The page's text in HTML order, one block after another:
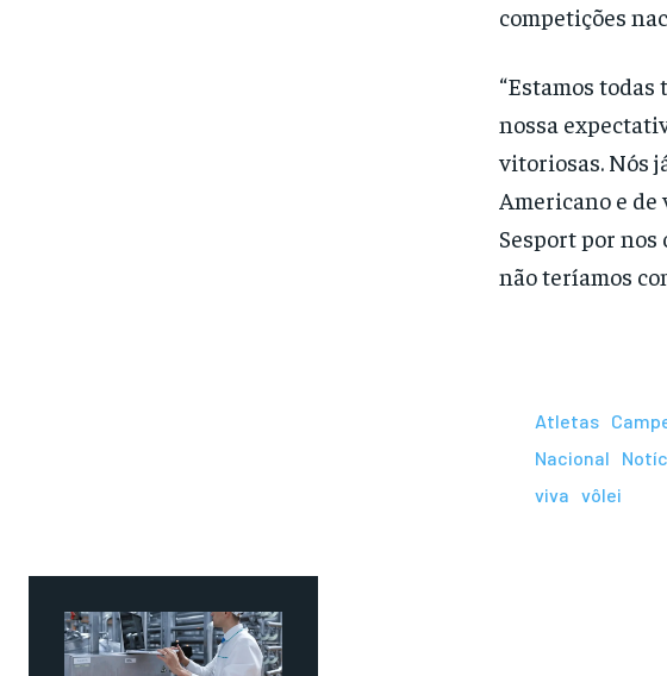
competições
“Estamos
nossa
vitoriosas. Nós
Americano e de
Sesport por nos
não teríamos
Atletas
Nacional
viva vôlei